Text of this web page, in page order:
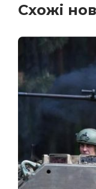
Схожі